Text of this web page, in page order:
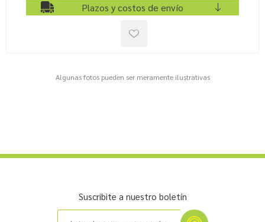
Plazos y costos de envío
Algunas fotos pueden ser meramente ilustrativas
Suscribite a nuestro boletín